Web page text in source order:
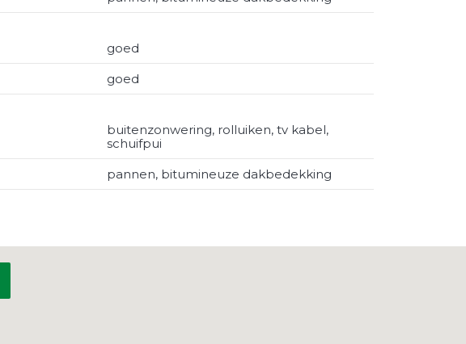
goed
goed
buitenzonwering, rolluiken, tv kabel,
schuifpui
pannen, bitumineuze dakbedekking